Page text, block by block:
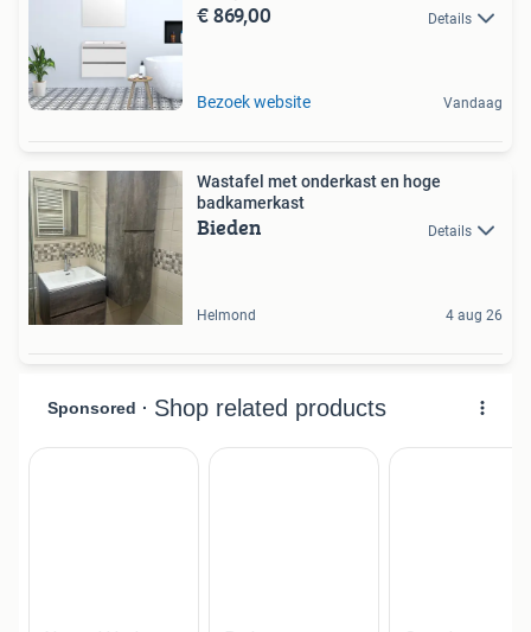
€ 869,00 Details
Bezoek website Vandaag
Wastafel met onderkast en hoge
badkamerkast
Bieden Details
Helmond 4 aug 26